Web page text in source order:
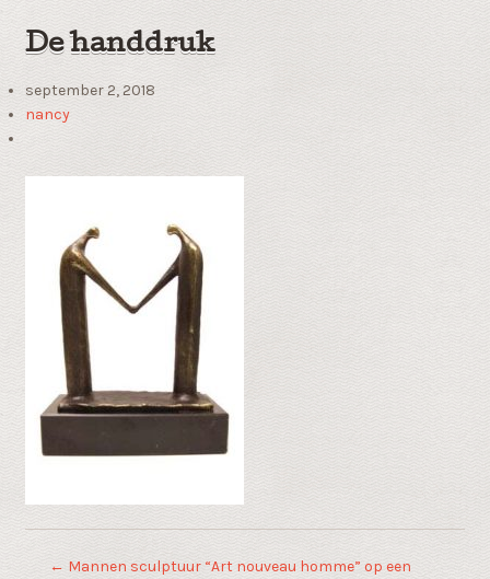
De handdruk
september 2, 2018
nancy
← Mannen sculptuur “Art nouveau homme” op een